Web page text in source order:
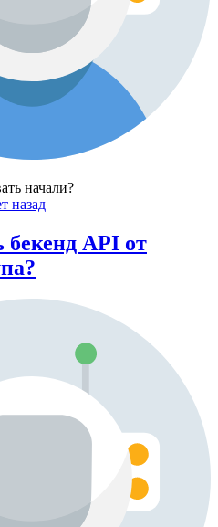
начали?
назад
API от